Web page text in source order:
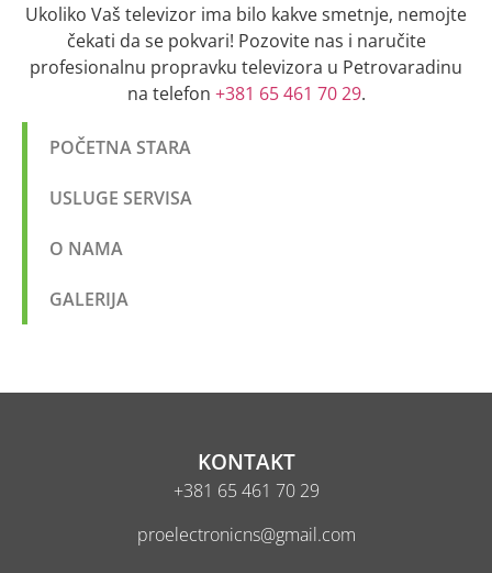
Ukoliko Vaš televizor ima bilo kakve smetnje, nemojte
čekati da se pokvari! Pozovite nas i naručite
profesionalnu propravku televizora u Petrovaradinu
na telefon +381 65 461 70 29.
POČETNA STARA
USLUGE SERVISA
O NAMA
GALERIJA
KONTAKT
+381 65 461 70 29
proelectronicns@gmail.com